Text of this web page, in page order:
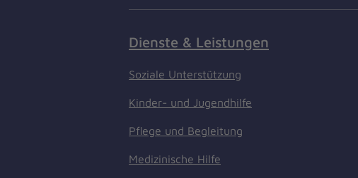
Dienste & Leistungen
Soziale Unterstützung
Kinder- und Jugendhilfe
Pflege und Begleitung
Medizinische Hilfe